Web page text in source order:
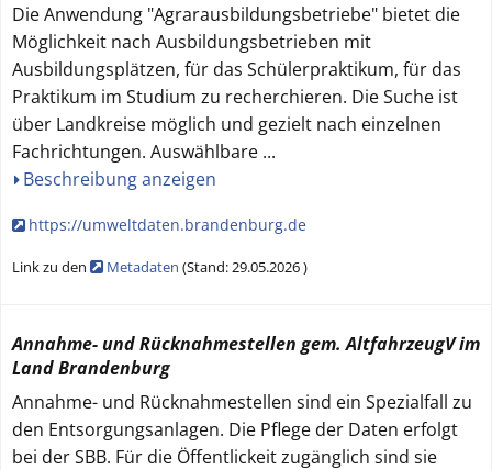
Die Anwendung "Agrarausbildungsbetriebe" bietet die
Möglichkeit nach Ausbildungsbetrieben mit
Ausbildungsplätzen, für das Schülerpraktikum, für das
Praktikum im Studium zu recherchieren. Die Suche ist
über Landkreise möglich und gezielt nach einzelnen
Fachrichtungen. Auswählbare ...
Beschreibung anzeigen
https://umweltdaten.brandenburg.de
Link zu den Metadaten (Stand:29.05.2026)
Annahme- und Rücknahmestellen gem. AltfahrzeugV im
Land Brandenburg
Annahme- und Rücknahmestellen sind ein Spezialfall zu
den Entsorgungsanlagen. Die Pflege der Daten erfolgt
bei der SBB. Für die Öffentlickeit zugänglich sind sie